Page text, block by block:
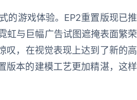
的游戏体验。EP2重置版现已推
虹与巨幅广告试图遮掩表面繁荣
叹，在视觉表现上达到了新的高
版本的建模工艺更加精湛，这样